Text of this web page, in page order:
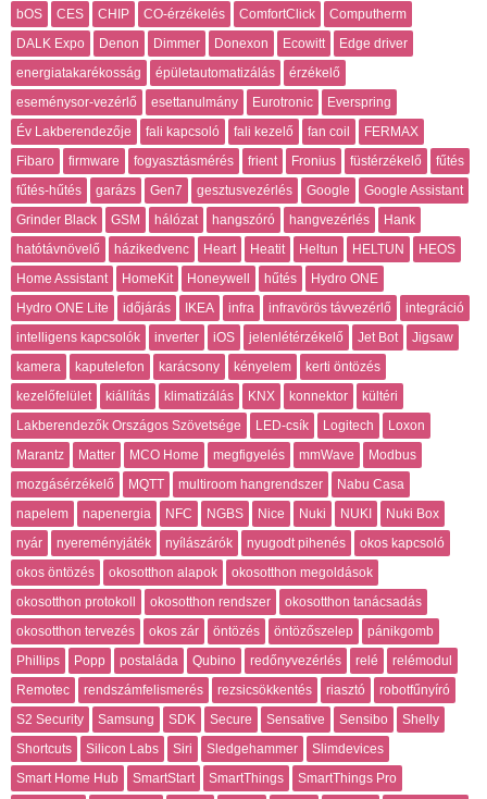
bOS
CES CHIP CO-érzékelés ComfortClick
Computherm
DALK Expo
Denon Dimmer Donexon Ecowitt
Edge driver
energiatakarékosság
épületautomatizálás
érzékelő
eseménysor-vezérlő
esettanulmány Eurotronic
Everspring
Év Lakberendezője
fali kapcsoló fali kezelő fan coil
FERMAX
Fibaro
firmware fogyasztásmérés frient Fronius füstérzékelő
fűtés
fűtés-hűtés
garázs Gen7 gesztusvezérlés Google
Google Assistant
Grinder Black
GSM hálózat hangszóró hangvezérlés
Hank
hatótávnövelő
házikedvenc Heart Heatit Heltun HELTUN
HEOS
Home Assistant
HomeKit Honeywell hűtés
Hydro ONE
Hydro ONE Lite
időjárás IKEA infra infravörös távvezérlő
integráció
intelligens kapcsolók
inverter iOS jelenlétérzékelő Jet Bot
Jigsaw
kamera
kaputelefon karácsony kényelem
kerti öntözés
kezelőfelület
kiállítás klimatizálás KNX konnektor
kültéri
Lakberendezők Országos Szövetsége
LED-csík Logitech
Loxon
Marantz
Matter MCO Home megfigyelés mmWave
Modbus
mozgásérzékelő
MQTT multiroom hangrendszer
Nabu Casa
napelem
napenergia NFC NGBS Nice Nuki NUKI
Nuki Box
nyár
nyereményjáték nyílászárók nyugodt pihenés
okos kapcsoló
okos öntözés
okosotthon alapok
okosotthon megoldások
okosotthon protokoll
okosotthon rendszer
okosotthon tanácsadás
okosotthon tervezés
okos zár öntözés öntözőszelep
pánikgomb
Phillips
Popp postaláda Qubino redőnyvezérlés relé
relémodul
Remotec
rendszámfelismerés rezsicsökkentés riasztó
robotfűnyíró
S2 Security
Samsung SDK Secure Sensative Sensibo
Shelly
Shortcuts
Silicon Labs Siri Sledgehammer
Slimdevices
Smart Home Hub
SmartStart SmartThings
SmartThings Pro